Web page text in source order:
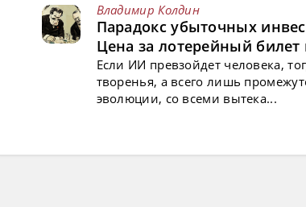
Владимир Колдин
Парадокс убыточных
Цена за лотерейный
Если ИИ превзойдет человека,
творенья, а всего лишь
эволюции, со всеми вытека...